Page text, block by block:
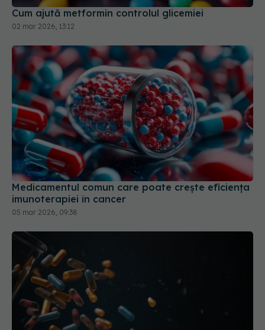
02 mar 2026, 13:12
Medicamentul comun care poate crește eficiența
imunoterapiei în cancer
05 mar 2026, 09:38